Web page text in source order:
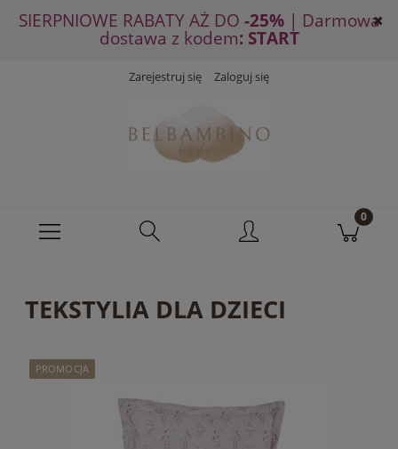
SIERPNIOWE RABATY AŻ DO -25%| Darmowa
dostawa z kodem: START
Zarejestruj się Zaloguj się
TEKSTYLIA DLA DZIECI
PROMOCJA